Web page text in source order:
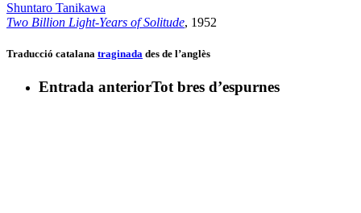
Shuntaro Tanikawa
Two Billion Light-Years of Solitude, 1952
Traducció catalana traginada des de l’anglès
Entrada anteriorTot bres d’espurnes